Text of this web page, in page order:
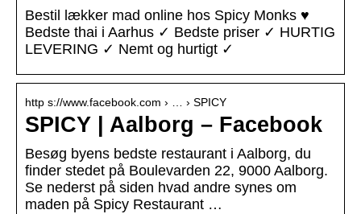
Bestil lækker mad online hos Spicy Monks ♥
Bedste thai i Aarhus ✓ Bedste priser ✓ HURTIG
LEVERING ✓ Nemt og hurtigt ✓
http s://www.facebook.com › … › SPICY
SPICY | Aalborg – Facebook
Besøg byens bedste restaurant i Aalborg, du
finder stedet på Boulevarden 22, 9000 Aalborg.
Se nederst på siden hvad andre synes om
maden på Spicy Restaurant …